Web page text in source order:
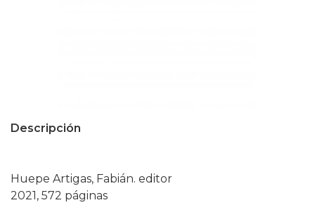
Descripción
Huepe Artigas, Fabián. editor
2021, 572 páginas